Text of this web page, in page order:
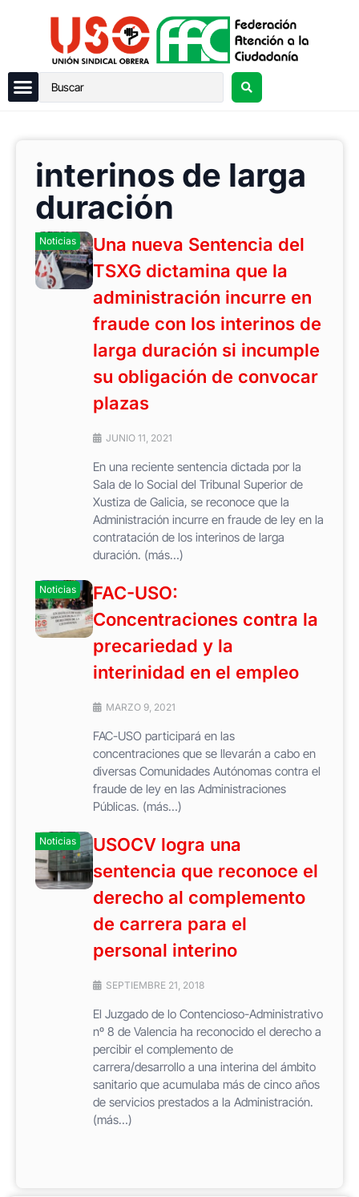
interinos de larga
duración
Noticias
Una nueva Sentencia del
TSXG dictamina que la
administración incurre en
fraude con los interinos de
larga duración si incumple
su obligación de convocar
plazas
JUNIO 11, 2021
En una reciente sentencia dictada por la
Sala de lo Social del Tribunal Superior de
Xustiza de Galicia, se reconoce que la
Administración incurre en fraude de ley en la
contratación de los interinos de larga
duración. (más…)
Noticias
FAC-USO:
Concentraciones contra la
precariedad y la
interinidad en el empleo
MARZO 9, 2021
FAC-USO participará en las
concentraciones que se llevarán a cabo en
diversas Comunidades Autónomas contra el
fraude de ley en las Administraciones
Públicas. (más…)
Noticias
USOCV logra una
sentencia que reconoce el
derecho al complemento
de carrera para el
personal interino
SEPTIEMBRE 21, 2018
El Juzgado de lo Contencioso-Administrativo
nº 8 de Valencia ha reconocido el derecho a
percibir el complemento de
carrera/desarrollo a una interina del ámbito
sanitario que acumulaba más de cinco años
de servicios prestados a la Administración.
(más…)